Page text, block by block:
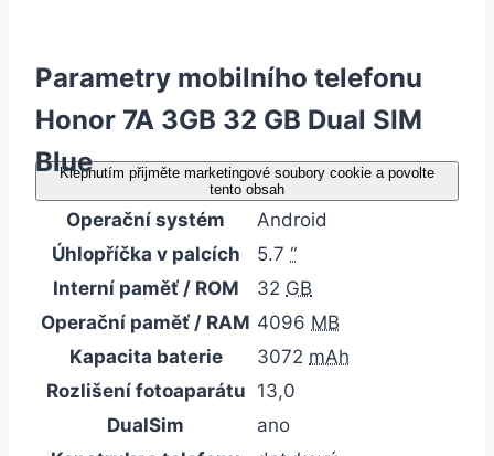
Klepnutím přijměte marketingové soubory cookie a povolte
tento obsah
Parametry mobilního telefonu
Honor 7A 3GB 32 GB Dual SIM
Blue
Operační systém
Android
Úhlopříčka v palcích
5.7 “
Interní paměť / ROM
32 GB
Operační paměť / RAM 4096 MB
Kapacita baterie
3072 mAh
Rozlišení fotoaparátu 13,0
DualSim
ano